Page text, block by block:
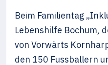
Beim Familientag
Lebenshilfe Bochum,
von Vorwärts
den 150 Fussballern